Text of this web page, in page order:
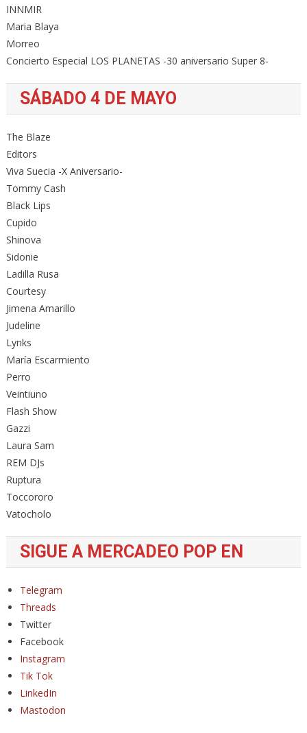
INNMIR
Maria Blaya
Morreo
Concierto Especial LOS PLANETAS -30 aniversario Super 8-
SÁBADO 4 DE MAYO
The Blaze
Editors
Viva Suecia -X Aniversario-
Tommy Cash
Black Lips
Cupido
Shinova
Sidonie
Ladilla Rusa
Courtesy
Jimena Amarillo
Judeline
Lynks
María Escarmiento
Perro
Veintiuno
Flash Show
Gazzi
Laura Sam
REM DJs
Ruptura
Toccororo
Vatocholo
SIGUE A MERCADEO POP EN
Telegram
Threads
Twitter
Facebook
Instagram
Tik Tok
LinkedIn
Mastodon